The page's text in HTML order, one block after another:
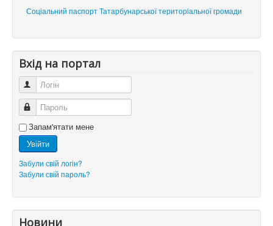
Соціальний паспорт Татарбунарської територіальної громади
Вхід на портал
Логін
Пароль
Запам'ятати мене
Увійти
Забули свій логін?
Забули свій пароль?
Новини